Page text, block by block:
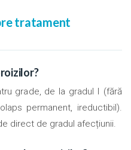
tratament
grade, de la gradul I (fără
permanent, ireductibil).
direct de gradul afecțiunii.